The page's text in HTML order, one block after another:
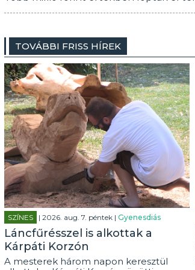
TOVÁBBI FRISS HÍREK
SZÍNES | 2026. aug. 7. péntek | Gyenesdiás
Láncfűrésszel is alkottak a
Kárpáti Korzón
A mesterek három napon keresztül